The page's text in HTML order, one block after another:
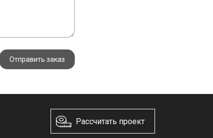
Отправить заказ
Рассчитать проект